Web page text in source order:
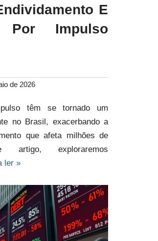
E
Por Impulso
de 2026
têm se tornado um
no Brasil, exacerbando a
que afeta milhões de
artigo, exploraremos
ler »